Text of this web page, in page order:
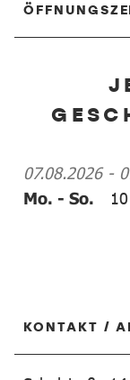
07.08.2026-
Mo. - So.
KONTAKT /